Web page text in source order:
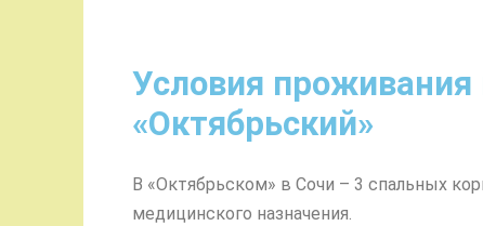
Условия проживания
«Октябрьский»
В «Октябрьском» в Сочи – 3 спальных
медицинского назначения.